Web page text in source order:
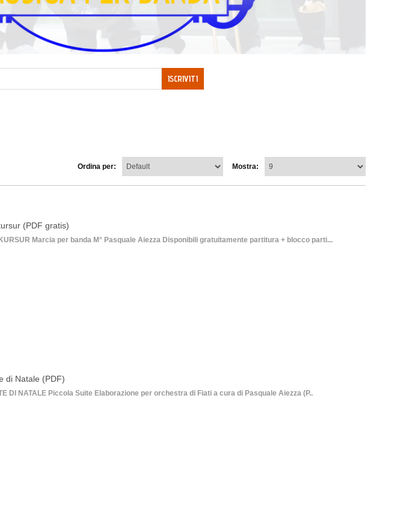
ISCRIVITI
Mostra:
Ordina per:
(PDF gratis)
Marcia per banda M° Pasquale Aiezza Disponibili gratuitamente partitura + blocco parti...
di Natale (PDF)
DI NATALE Piccola Suite Elaborazione per orchestra di Fiati a cura di Pasquale Aiezza (P..